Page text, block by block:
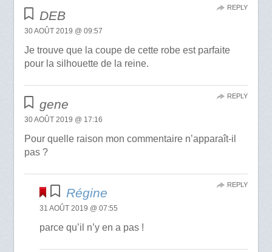
DEB
30 AOÛT 2019 @ 09:57
Je trouve que la coupe de cette robe est parfaite
pour la silhouette de la reine.
REPLY
gene
30 AOÛT 2019 @ 17:16
Pour quelle raison mon commentaire n’apparaît-il
pas ?
REPLY
Régine
31 AOÛT 2019 @ 07:55
parce qu’il n’y en a pas !
REPLY